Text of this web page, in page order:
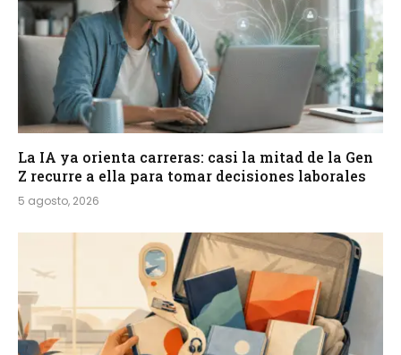
La IA ya orienta carreras: casi la mitad de la Gen
Z recurre a ella para tomar decisiones laborales
5 agosto, 2026